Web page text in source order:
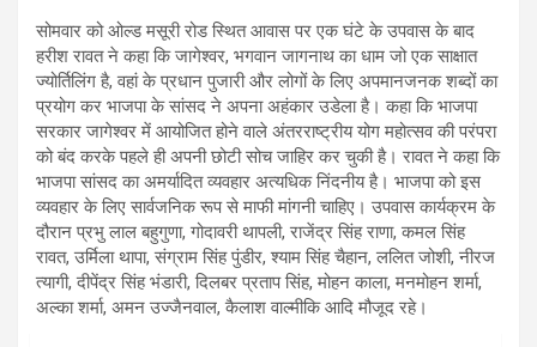
सोमवार को ओल्ड मसूरी रोड स्थित आवास पर एक घंटे के उपवास के बाद
हरीश रावत ने कहा कि जागेश्वर, भगवान जागनाथ का धाम जो एक साक्षात
ज्योर्तिलिंग है, वहां के प्रधान पुजारी और लोगों के लिए अपमानजनक शब्दों का
प्रयोग कर भाजपा के सांसद ने अपना अहंकार उडेला है। कहा कि भाजपा
सरकार जागेश्वर में आयोजित होने वाले अंतरराष्ट्रीय योग महोत्सव की परंपरा
को बंद करके पहले ही अपनी छोटी सोच जाहिर कर चुकी है। रावत ने कहा कि
भाजपा सांसद का अमर्यादित व्यवहार अत्यधिक निंदनीय है। भाजपा को इस
व्यवहार के लिए सार्वजनिक रूप से माफी मांगनी चाहिए। उपवास कार्यक्रम के
दौरान प्रभु लाल बहुगुणा, गोदावरी थापली, राजेंद्र सिंह राणा, कमल सिंह
रावत, उर्मिला थापा, संग्राम सिंह पुंडीर, श्याम सिंह चैहान, ललित जोशी, नीरज
त्यागी, दीपेंद्र सिंह भंडारी, दिलबर प्रताप सिंह, मोहन काला, मनमोहन शर्मा,
अल्का शर्मा, अमन उज्जैनवाल, कैलाश वाल्मीकि आदि मौजूद रहे।